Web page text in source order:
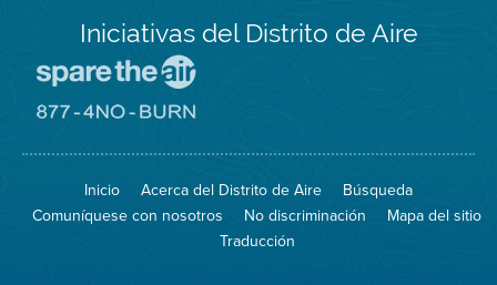
Iniciativas del Distrito de Aire
Spare
Air
el
aire)
sitio
8774
Burn
Inicio Acerca del Distrito de Aire
Búsqueda
Comuníquese con nosotros
No discriminación
Mapa del sitio
Traducción